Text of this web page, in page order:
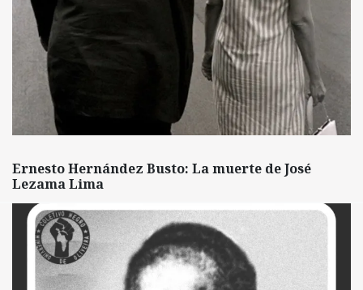
Ernesto Hernández Busto: La muerte de José
Lezama Lima